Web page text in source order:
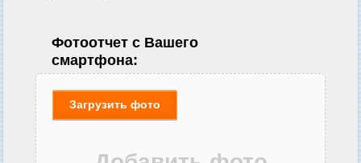
Фотоотчет с Вашего
смартфона:
Загрузить фото